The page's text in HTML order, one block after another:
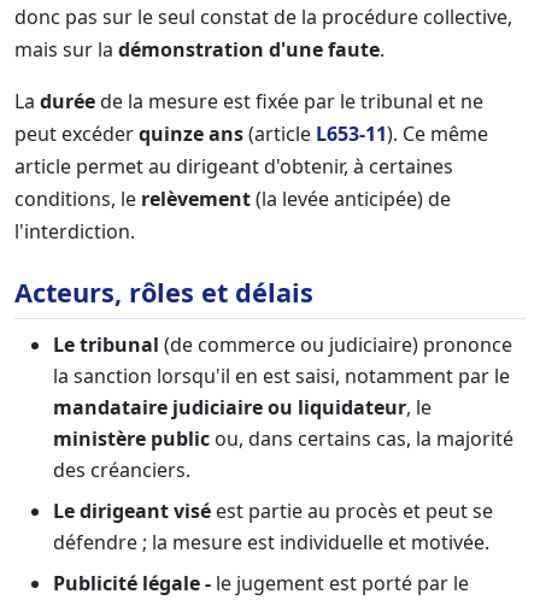
donc pas sur le seul constat de la procédure collective,
mais sur la démonstration d'une faute.
La duréede la mesure est fixée par le tribunal et ne
peut excéderquinze ans(article L653-11). Ce même
article permet au dirigeant d'obtenir, à certaines
conditions, le relèvement(la levée anticipée) de
l'interdiction.
Acteurs, rôles et délais
Le tribunal (de commerce ou judiciaire) prononce
la sanction lorsqu'il en est saisi, notamment par le
mandataire judiciaire ou liquidateur, le
ministère public ou, dans certains cas, la majorité
des créanciers.
Le dirigeant visé est partie au procès et peut se
défendre ; la mesure est individuelle et motivée.
Publicité légale - le jugement est porté par le